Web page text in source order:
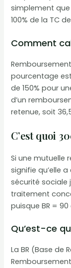
simplement
100% de la TC
Comment
pourcentage est
de 150% pour
d’un
retenue, soit
C’est quoi
Si une mutuelle
signifie qu’elle
sécurité sociale
traitement
puisque BR =
Qu’est-ce
La BR (Base de